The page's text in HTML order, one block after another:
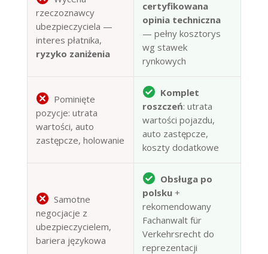
rzeczoznawcy
ubezpieczyciela —
interes płatnika,
ryzyko zaniżenia
certyfikowana
opinia techniczna
— pełny kosztorys
wg stawek
rynkowych
Pominięte
pozycje: utrata
wartości, auto
zastępcze, holowanie
Komplet
roszczeń: utrata
wartości pojazdu,
auto zastępcze,
koszty dodatkowe
Samotne
negocjacje z
ubezpieczycielem,
bariera językowa
Obsługa po
polsku+
rekomendowany
Fachanwalt für
Verkehrsrecht do
reprezentacji